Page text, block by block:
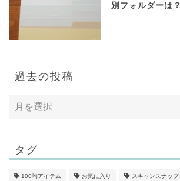
別フォルダーは？
過去の投稿
タグ
100均アイテム お気に入り スキャンスナップ